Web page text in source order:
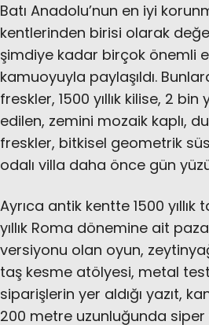
Batı Anadolu’nun en iyi
kentlerinden birisi olarak
şimdiye kadar birçok önemli
kamuoyuyla paylaşıldı.
freskler, 1500 yıllık kilise, 2 bin
edilen, zemini mozaik kaplı,
freskler, bitkisel geometrik
odalı villa daha önce gün
Ayrıca antik kentte 1500 yıllık
yıllık Roma dönemine ait
versiyonu olan oyun,
taş kesme atölyesi, metal
siparişlerin yer aldığı yazıt,
200 metre uzunluğunda